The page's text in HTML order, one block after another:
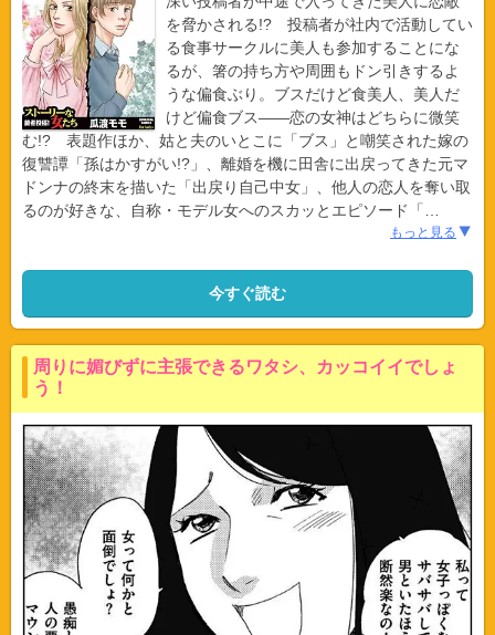
を脅かされる!? 投稿者が社内で活動してい
る食事サークルに美人も参加することにな
るが、箸の持ち方や周囲もドン引きするよ
うな偏食ぶり。ブスだけど食美人、美人だ
けど偏食ブス――恋の女神はどちらに微笑
む!? 表題作ほか、姑と夫のいとこに「ブス」と嘲笑された嫁の
復讐譚「孫はかすがい!?」、離婚を機に田舎に出戻ってきた元マ
ドンナの終末を描いた「出戻り自己中女」、他人の恋人を奪い取
るのが好きな、自称・モデル女へのスカッとエピソード「 …
もっと見る
今すぐ読む
周りに媚びずに主張できるワタシ、カッコイイでしょ
う！